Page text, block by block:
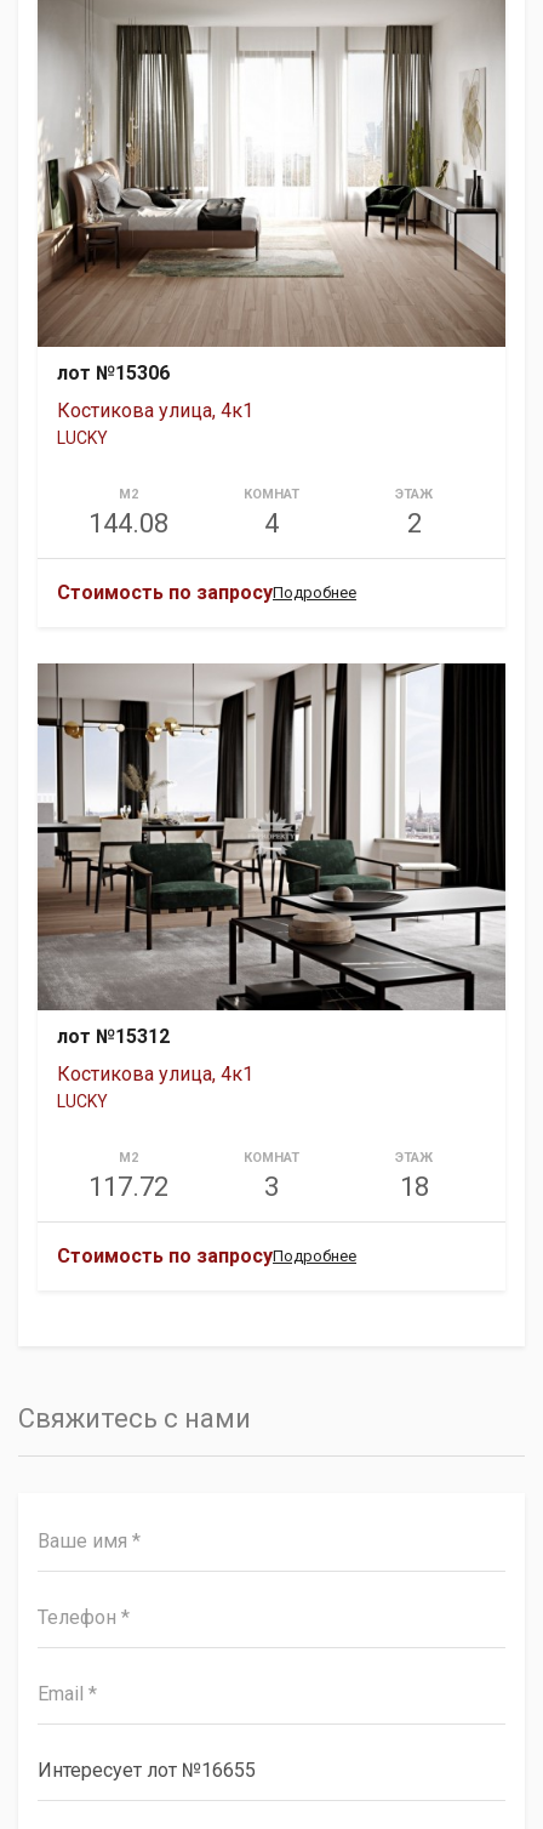
лот №15306
Костикова улица, 4к1
LUCKY
М2
144.08
КОМНАТ
4
ЭТАЖ
2
Стоимость по запросуПодробнее
лот №15312
Костикова улица, 4к1
LUCKY
М2
117.72
КОМНАТ
3
ЭТАЖ
18
Стоимость по запросуПодробнее
Свяжитесь с нами